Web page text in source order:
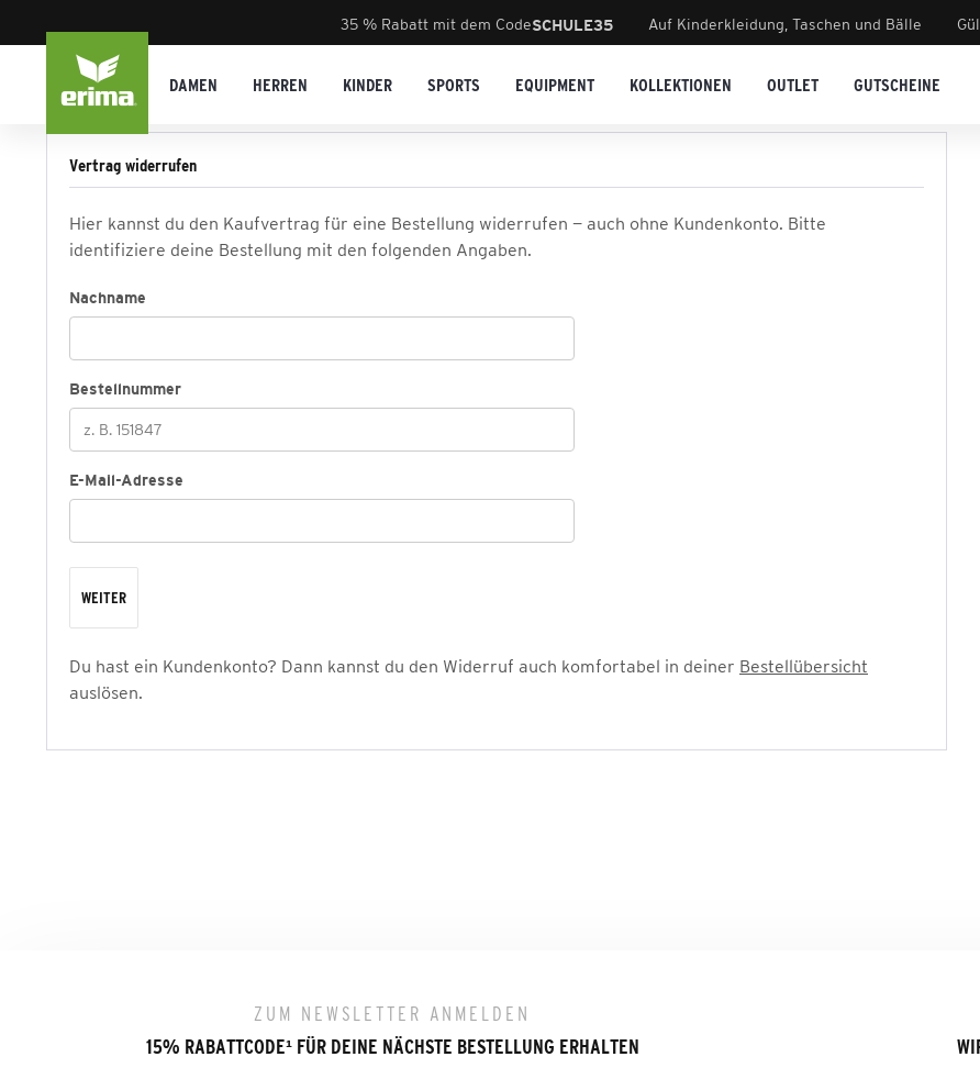
35 % Rabatt mit dem CodeSCHULE35 Auf Kinderkleidung, Taschen und Bälle
DAMEN HERREN KINDER SPORTS EQUIPMENT KOLLEKTIONEN OUTLET GUTSCHEINE
Vertrag widerrufen
Hier kannst du den Kaufvertrag für eine Bestellung widerrufen — auch ohne Kundenkonto. Bitte
identifiziere deine Bestellung mit den folgenden Angaben.
Nachname
Bestellnummer
E-Mail-Adresse
WEITER
Du hast ein Kundenkonto? Dann kannst du den Widerruf auch komfortabel in deiner Bestellübersicht
auslösen.
ZUM NEWSLETTER ANMELDEN
15% RABATTCODE¹FÜR DEINE NÄCHSTE BESTELLUNG ERHALTEN